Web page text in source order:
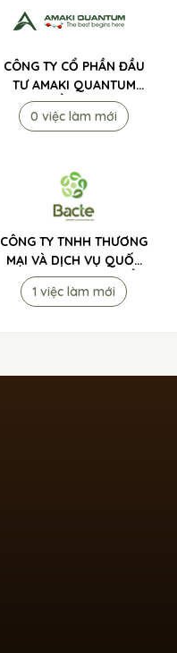
CÔNG TY CỔ PHẦN ĐẦU
TƯ AMAKI QUANTUM
TUYỂN DỤNG
0 việc làm mới
CÔNG TY TNHH THƯƠNG
MẠI VÀ DỊCH VỤ QUỐC
TẾ TIP TO MÃ LAI TUYỂN
DỤNG
1 việc làm mới